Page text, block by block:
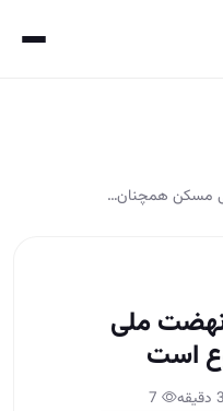
مسکن همچنان…
نهضت ملی
است